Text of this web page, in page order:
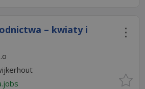
– kwiaty i